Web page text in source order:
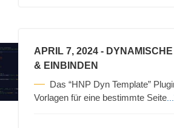
APRIL 7, 2024 -
& EINBINDEN
Das “HNP Dyn Template”
Vorlagen für eine bestimmte Seite